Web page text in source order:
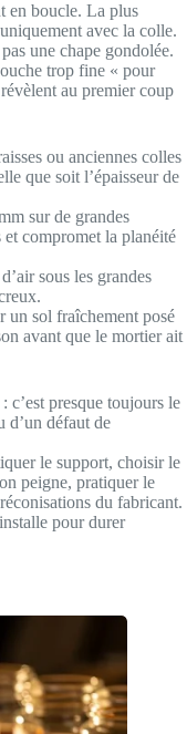
en boucle. La plus
avec la colle.
une chape gondolée.
trop fine « pour
au premier coup
ou anciennes colles
que soit l’épaisseur de
sur de grandes
et compromet la planéité
sous les grandes
un sol fraîchement posé
avant que le mortier ait
c’est presque toujours le
d’un défaut de
le support, choisir le
peigne, pratiquer le
du fabricant.
pour durer